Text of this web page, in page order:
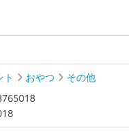
ト おやつ
その他